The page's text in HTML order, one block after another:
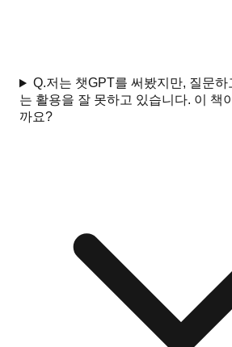
Q.저는 챗GPT를 써봤지만, 질문하
는 활용을 잘 못하고 있습니다. 이 책
까요?